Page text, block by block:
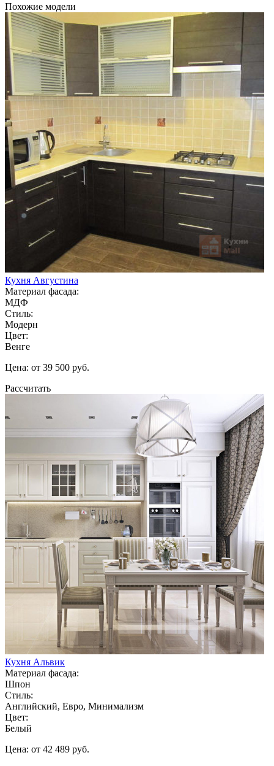
Похожие модели
Кухня Августина
Материал фасада:
МДФ
Стиль:
Модерн
Цвет:
Венге
Цена: от 39 500 руб.
Рассчитать
Кухня Альвик
Материал фасада:
Шпон
Стиль:
Английский, Евро, Минимализм
Цвет:
Белый
Цена: от 42 489 руб.